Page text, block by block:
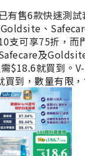
有售6款快速測
、
支可享75折，而
及
$18.6就買到。
到，數量有限，